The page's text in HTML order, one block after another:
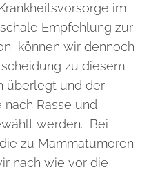
im
Empfehlung zur
können wir dennoch
zu diesem
überlegt und der
Rasse und
werden. Bei
zu Mammatumoren
nach wie vor die